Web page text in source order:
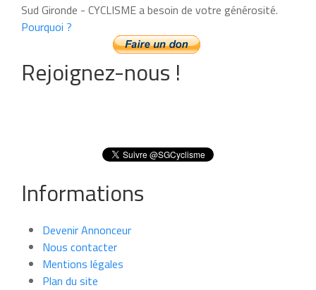
Sud Gironde - CYCLISME a besoin de votre générosité.
Pourquoi ?
Rejoignez-nous !
Informations
Devenir Annonceur
Nous contacter
Mentions légales
Plan du site